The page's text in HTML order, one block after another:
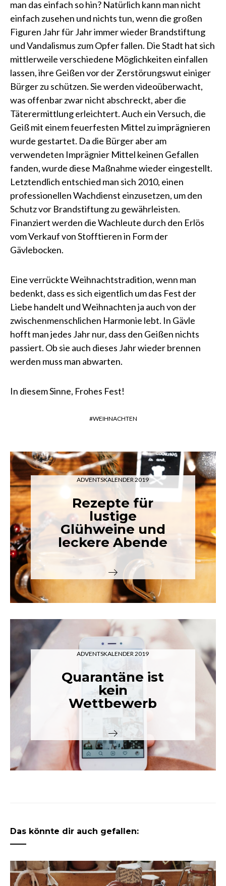
man das einfach so hin? Natürlich kann man nicht
einfach zusehen und nichts tun, wenn die großen
Figuren Jahr für Jahr immer wieder Brandstiftung
und Vandalismus zum Opfer fallen. Die Stadt hat sich
mittlerweile verschiedene Möglichkeiten einfallen
lassen, ihre Geißen vor der Zerstörungswut einiger
Bürger zu schützen. Sie werden videoüberwacht,
was offenbar zwar nicht abschreckt, aber die
Täterermittlung erleichtert. Auch ein Versuch, die
Geiß mit einem feuerfesten Mittel zu imprägnieren
wurde gestartet. Da die Bürger aber am
verwendeten Imprägnier Mittel keinen Gefallen
fanden, wurde diese Maßnahme wieder eingestellt.
Letztendlich entschied man sich 2010, einen
professionellen Wachdienst einzusetzen, um den
Schutz vor Brandstiftung zu gewährleisten.
Finanziert werden die Wachleute durch den Erlös
vom Verkauf von Stofftieren in Form der
Gävlebocken.
Eine verrückte Weihnachtstradition, wenn man
bedenkt, dass es sich eigentlich um das Fest der
Liebe handelt und Weihnachten ja auch von der
zwischenmenschlichen Harmonie lebt. In Gävle
hofft man jedes Jahr nur, dass den Geißen nichts
passiert. Ob sie auch dieses Jahr wieder brennen
werden muss man abwarten.
In diesem Sinne, Frohes Fest!
WEIHNACHTEN
ADVENTSKALENDER 2019
Rezepte für
lustige
Glühweine und
leckere Abende
ADVENTSKALENDER 2019
Quarantäne ist
kein
Wettbewerb
Das könnte dir auch gefallen: